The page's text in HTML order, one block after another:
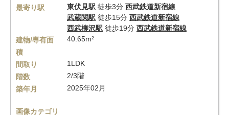
最寄り駅
東伏見駅 徒歩3分 西武鉄道新宿線
武蔵関駅 徒歩15分 西武鉄道新宿線
西武柳沢駅 徒歩19分 西武鉄道新宿線
建物/専有面
積
40.65m²
間取り
1LDK
階数
2/3階
築年月
2025年02月
画像カテゴリ